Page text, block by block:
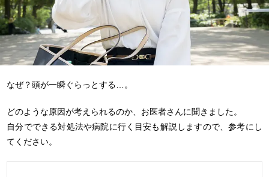
なぜ？頭が一瞬ぐらっとする…。
どのような原因が考えられるのか、お医者さんに聞きました。
自分でできる対処法や病院に行く目安も解説しますので、参考にし
てください。